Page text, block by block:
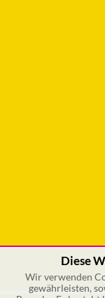
Diese
Wir verwenden
gewährleisten,